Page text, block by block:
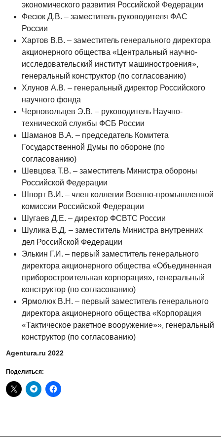
экономического развития Российской Федерации
Фесюк Д.В. – заместитель руководителя ФАС
России
Хартов В.В. – заместитель генерального директора
акционерного общества «Центральный научно-
исследовательский институт машиностроения»,
генеральный конструктор (по согласованию)
Хлунов А.В. – генеральный директор Российского
научного фонда
Черновольцев Э.В. – руководитель Научно-
технической службы ФСБ России
Шаманов В.А. – председатель Комитета
Государственной Думы по обороне (по
согласованию)
Шевцова Т.В. – заместитель Министра обороны
Российской Федерации
Шпорт В.И. – член коллегии Военно-промышленной
комиссии Российской Федерации
Шугаев Д.Е. – директор ФСВТС России
Шулика В.Д. – заместитель Министра внутренних
дел Российской Федерации
Элькин Г.И. – первый заместитель генерального
директора акционерного общества «Объединенная
приборостроительная корпорация», генеральный
конструктор (по согласованию)
Ярмолюк В.Н. – первый заместитель генерального
директора акционерного общества «Корпорация
«Тактическое ракетное вооружение»», генеральный
конструктор (по согласованию)
Agentura.ru 2022
Поделиться: